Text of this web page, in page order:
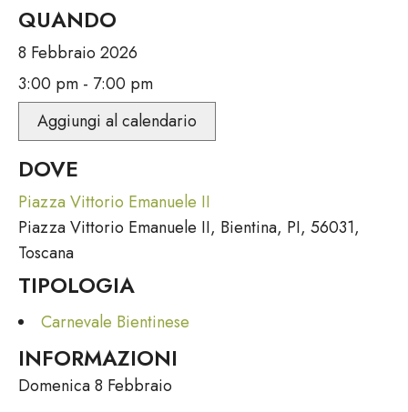
QUANDO
8 Febbraio 2026
3:00 pm - 7:00 pm
Aggiungi al calendario
DOVE
Piazza Vittorio Emanuele II
Piazza Vittorio Emanuele II, Bientina, PI, 56031,
Toscana
TIPOLOGIA
Carnevale Bientinese
INFORMAZIONI
Domenica 8 Febbraio